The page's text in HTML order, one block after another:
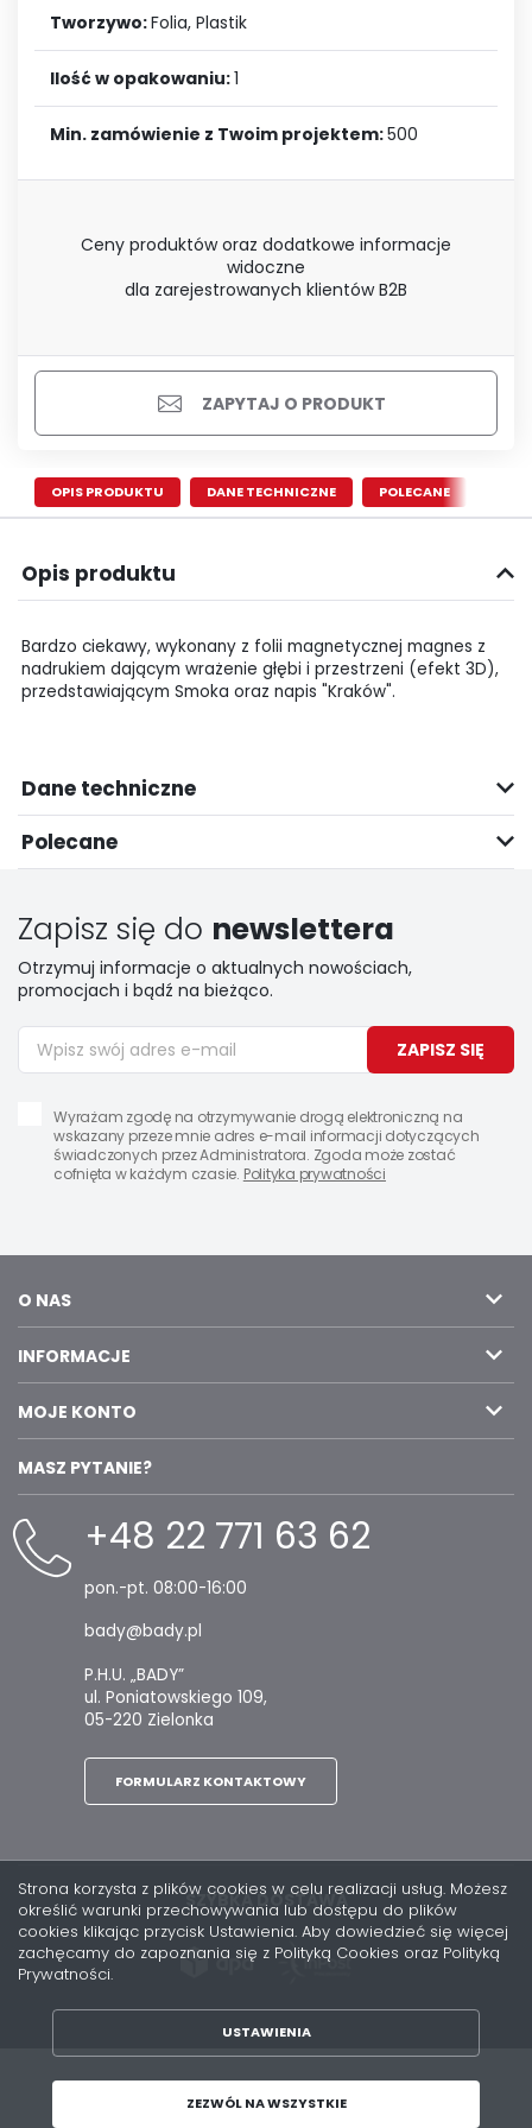
Tworzywo:Folia, Plastik
Ilość w opakowaniu:1
Min. zamówienie z Twoim projektem:500
Ceny produktów oraz dodatkowe informacje
widoczne
dla zarejestrowanych klientów B2B
ZAPYTAJ O PRODUKT
OPIS PRODUKTU DANE TECHNICZNE POLECANE
Opis produktu
Bardzo ciekawy, wykonany z folii magnetycznej magnes z
nadrukiem dającym wrażenie głębi i przestrzeni (efekt 3D),
przedstawiającym Smoka oraz napis "Kraków".
Dane techniczne
Polecane
Zapisz się do newslettera
Otrzymuj informacje o aktualnych nowościach,
promocjach i bądź na bieżąco.
ZAPISZ SIĘ
Wyrażam zgodę na otrzymywanie drogą elektroniczną na
wskazany przeze mnie adres e-mail informacji dotyczących
świadczonych przez Administratora. Zgoda może zostać
cofnięta w każdym czasie. Polityka prywatności
O NAS
INFORMACJE
MOJE KONTO
MASZ PYTANIE?
+48 22 771 63 62
pon.-pt. 08:00-16:00
bady@bady.pl
P.H.U. „BADY”
ul. Poniatowskiego 109,
05-220 Zielonka
FORMULARZ KONTAKTOWY
SZYBKA DOSTAWA
Copyright by bady.pl
Strona korzysta z plików cookies w celu realizacji usług. Możesz
określić warunki przechowywania lub dostępu do plików
cookies klikając przycisk Ustawienia. Aby dowiedzieć się więcej
zachęcamy do zapoznania się z Polityką Cookies oraz Polityką
Prywatności.
USTAWIENIA
ZEZWÓL NA WSZYSTKIE
ZAPISZ WYBRANE